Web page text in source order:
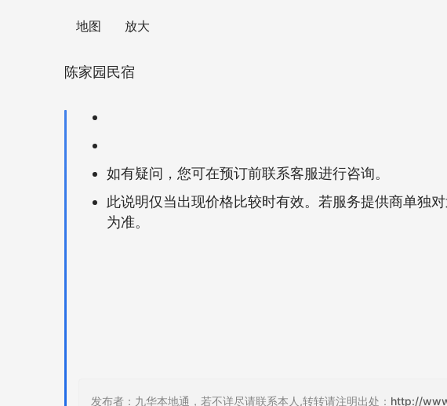
   地图      放大
陈家园民宿
如有疑问，您可在预订前联系客服进行咨询。
此说明仅当出现价格比较时有效。若服务提供商单独
为准。
发布者：九华本地通，若不详尽请联系本人,转转请注明出处： http://